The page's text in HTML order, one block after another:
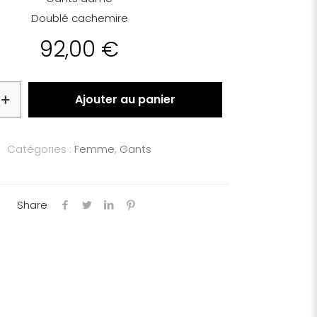
Doublé cachemire
92,00 €
Ajouter au panier
Catégories : Femme, Gants
Share